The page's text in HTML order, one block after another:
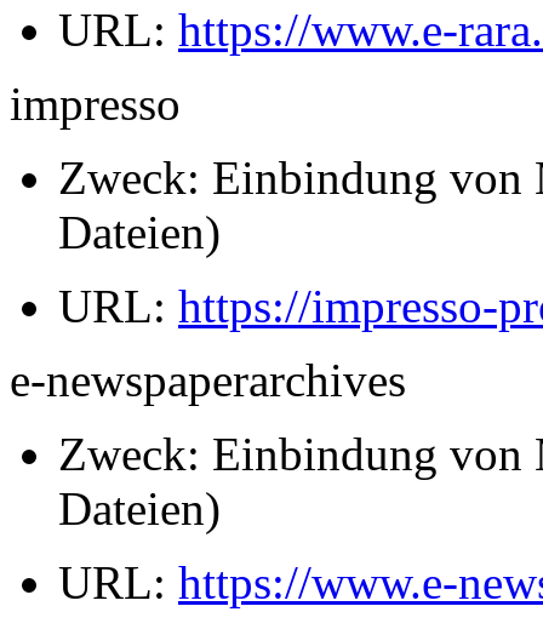
URL: https://www.e-
impresso
Zweck: Einbindung
Dateien)
URL: https://impresso-
e-newspaperarchives
Zweck: Einbindung
Dateien)
URL: https://www.e-